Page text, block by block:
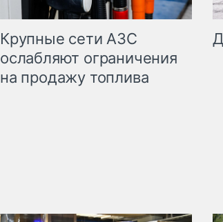
Крупные сети АЗС
ослабляют ограничения
на продажу топлива